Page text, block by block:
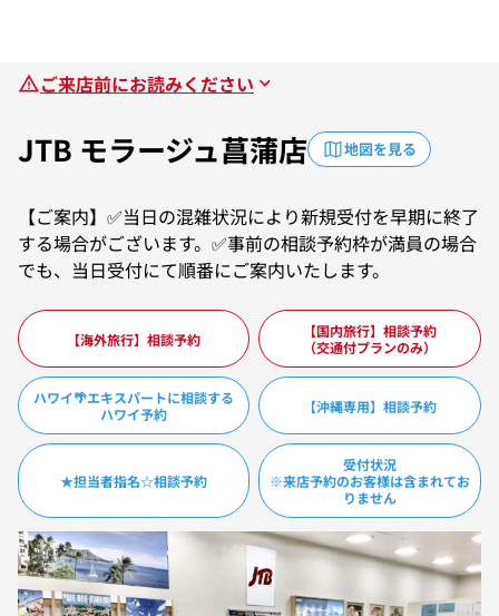
ご来店前にお読みください
JTB モラージュ菖蒲店 地図を見る
【ご案内】✅当日の混雑状況により新規受付を早期に終了
する場合がございます。✅事前の相談予約枠が満員の場合
でも、当日受付にて順番にご案内いたします。
【海外旅行】相談予約
【国内旅行】相談予約
（交通付プランのみ）
ハワイ🌴エキスパートに相談する
ハワイ予約
【沖縄専用】相談予約
★担当者指名☆相談予約
受付状況
※来店予約のお客様は含まれてお
りません